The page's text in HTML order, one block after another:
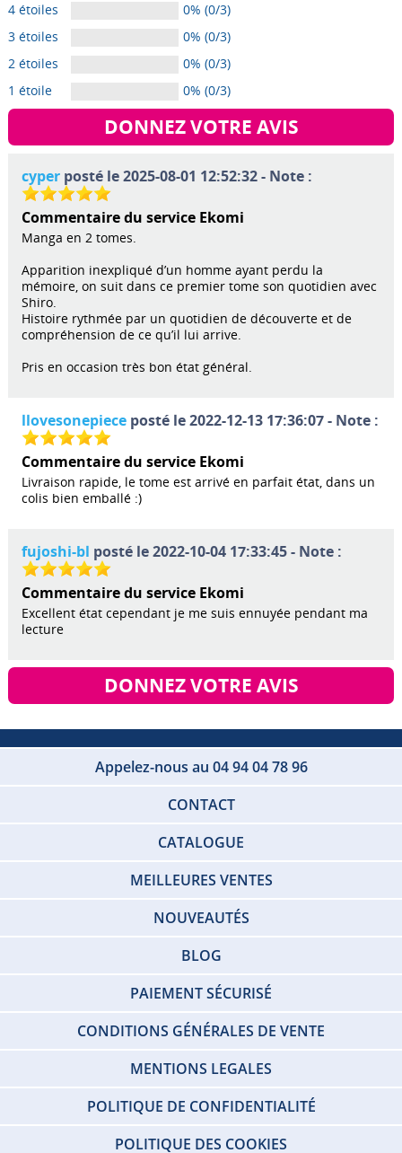
4 étoiles
0% (0/3)
3 étoiles
0% (0/3)
2 étoiles
0% (0/3)
1 étoile
0% (0/3)
DONNEZ VOTRE AVIS
cyperposté le 2025-08-01 12:52:32 - Note :
Commentaire du service Ekomi
Manga en 2 tomes.
Apparition inexpliqué d’un homme ayant perdu la
mémoire, on suit dans ce premier tome son quotidien avec
Shiro.
Histoire rythmée par un quotidien de découverte et de
compréhension de ce qu’il lui arrive.
Pris en occasion très bon état général.
llovesonepieceposté le 2022-12-13 17:36:07 - Note :
Commentaire du service Ekomi
Livraison rapide, le tome est arrivé en parfait état, dans un
colis bien emballé :)
fujoshi-bl posté le 2022-10-04 17:33:45 - Note :
Commentaire du service Ekomi
Excellent état cependant je me suis ennuyée pendant ma
lecture
DONNEZ VOTRE AVIS
Appelez-nous au 04 94 04 78 96
CONTACT
CATALOGUE
MEILLEURES VENTES
NOUVEAUTÉS
BLOG
PAIEMENT SÉCURISÉ
CONDITIONS GÉNÉRALES DE VENTE
MENTIONS LEGALES
POLITIQUE DE CONFIDENTIALITÉ
POLITIQUE DES COOKIES